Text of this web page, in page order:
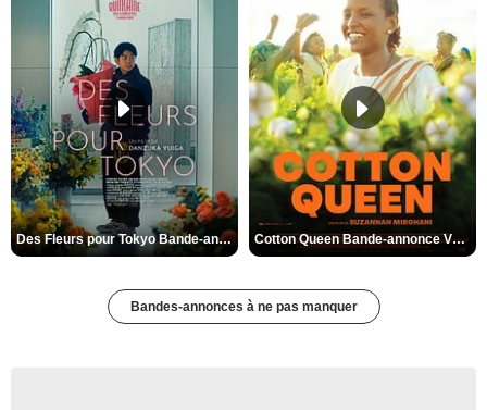
Des Fleurs pour Tokyo Bande-annonce VO STFR Cotton Queen Bande-annonce VO STFR
Bandes-annonces à ne pas manquer